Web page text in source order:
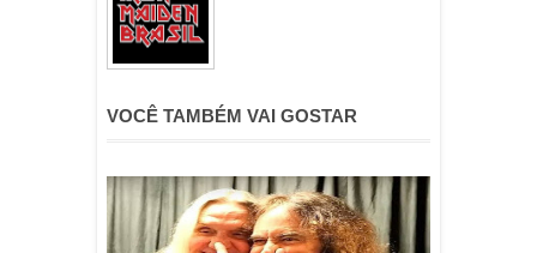
VOCÊ TAMBÉM VAI GOSTAR